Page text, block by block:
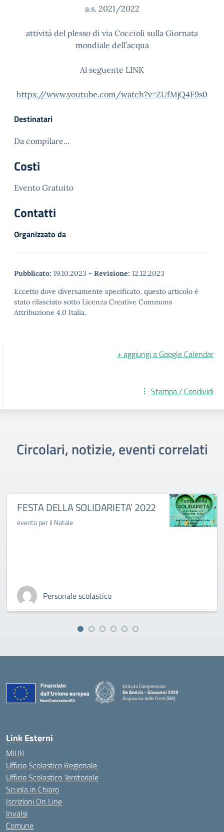
a.s. 2021/2022
attività del plesso di via Coccioli sulla Giornata
mondiale dell’acqua
Al seguente LINK
https://www.youtube.com/watch?v=ZUfMjQ4F9s0
Destinatari
Da compilare...
Costi
Evento Gratuito
Contatti
Organizzato da
Pubblicato: 19.10.2023 - Revisione: 12.12.2023
Eccetto dove diversamente specificato, questo articolo è
stato rilasciato sotto Licenza Creative Commons
Attribuzione 4.0 Italia.
+ aggiungi a Google Calendar
Stampa / Condividi
Circolari, notizie, eventi correlati
FESTA DELLA SOLIDARIETA’ 2022
evento per il Natale
Personale scolastico
Istituto Comprensivo
De Amicis - Giovanni XXIII
Acquaviva delle Fonti (BA)
— Visita la pagina iniziale della scuola
Link Esterni
MIUR
Ufficio Scolastico Regionale
Ufficio Scolastico Territoriale
Scuola in Chiaro
Iscrizioni On Line
Invalsi
Comune